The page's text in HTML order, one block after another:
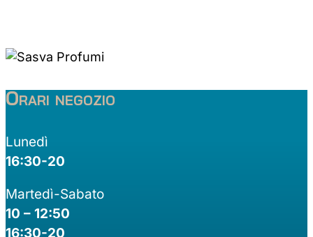
Orari negozio
Lunedì
16:30-20
Martedì-Sabato
10 – 12:50
16:30-20